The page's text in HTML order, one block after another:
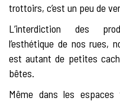
trottoirs, c’est un peu de
L’interdiction des
l’esthétique de nos rues,
est autant de petites
bêtes.
Même dans les